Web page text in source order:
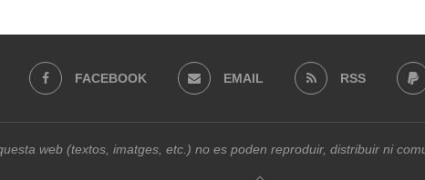
FACEBOOK EMAIL RSS
web (textos, imatges, etc.) no es poden reproduir, distribuir ni